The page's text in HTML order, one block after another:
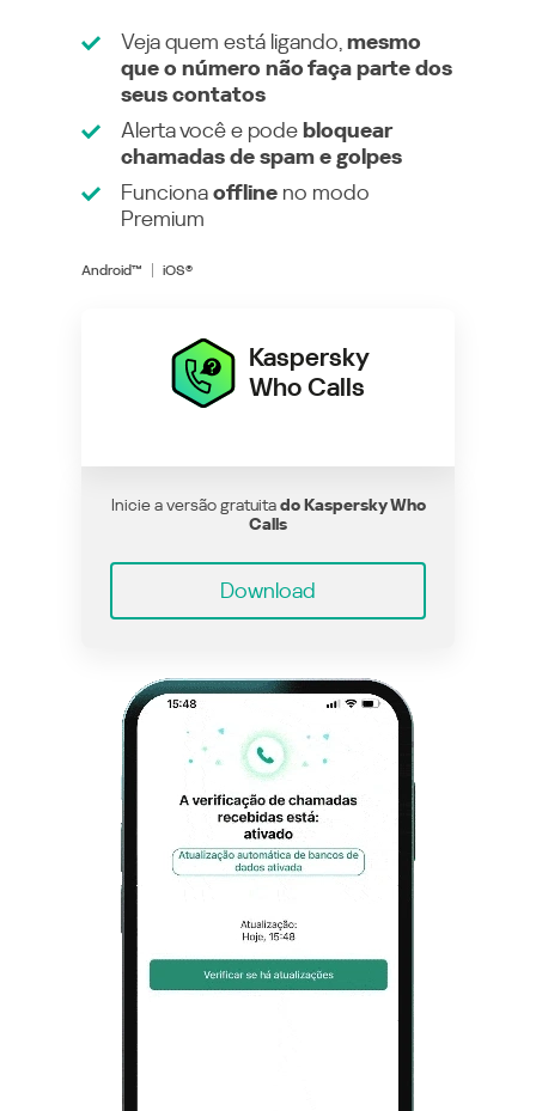
Veja quem está ligando, mesmo
que o número não faça parte dos
seus contatos
Alerta você e podebloquear
chamadas de spam e golpes
Funcionaoffline no modo
Premium
Android™ iOS®
Kaspersky
Who Calls
Inicie a versão gratuitado Kaspersky Who
Calls
Download